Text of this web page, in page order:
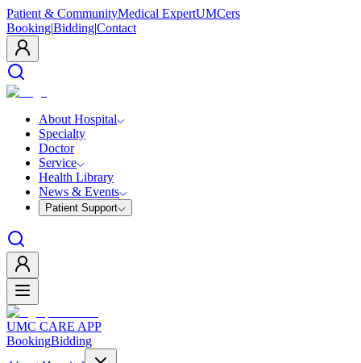
Patient & CommunityMedical ExpertUMCers
Booking|Bidding|Contact
About Hospital
Specialty
Doctor
Service
Health Library
News & Events
Patient Support
UMC CARE APP
BookingBidding